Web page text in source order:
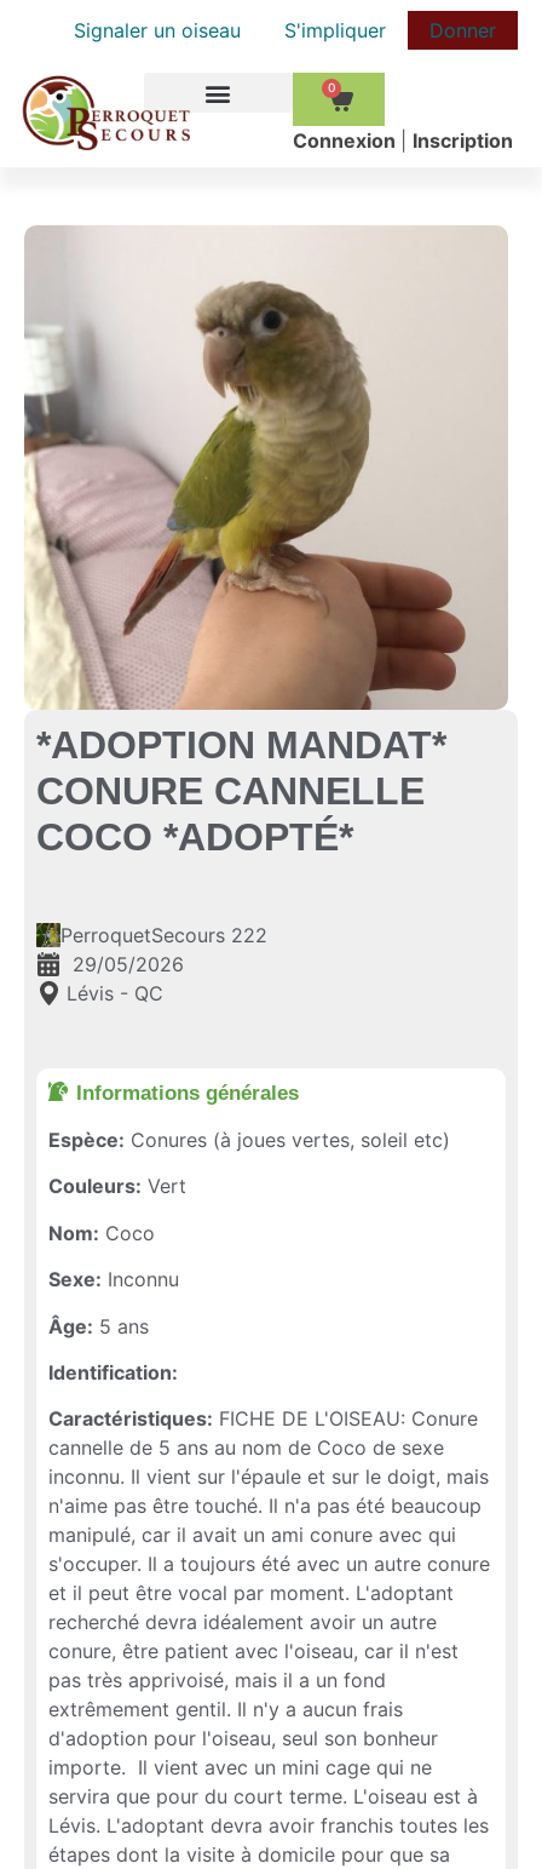
Signaler un oiseau S'impliquer Donner
0
Сonnexion Inscription
*ADOPTION MANDAT*
CONURE CANNELLE
COCO *ADOPTÉ*
PerroquetSecours 222
29/05/2026
Lévis - QC
Informations générales​
Espèce: Conures (à joues vertes, soleil etc)
Couleurs: Vert
Nom: Coco
Sexe: Inconnu
Âge: 5 ans
Identification:
Caractéristiques: FICHE DE L'OISEAU: Conure
cannelle de 5 ans au nom de Coco de sexe
inconnu. Il vient sur l'épaule et sur le doigt, mais
n'aime pas être touché. Il n'a pas été beaucoup
manipulé, car il avait un ami conure avec qui
s'occuper. Il a toujours été avec un autre conure
et il peut être vocal par moment. L'adoptant
recherché devra idéalement avoir un autre
conure, être patient avec l'oiseau, car il n'est
pas très apprivoisé, mais il a un fond
extrêmement gentil. Il n'y a aucun frais
d'adoption pour l'oiseau, seul son bonheur
importe. Il vient avec un mini cage qui ne
servira que pour du court terme. L'oiseau est à
Lévis. L'adoptant devra avoir franchis toutes les
étapes dont la visite à domicile pour que sa